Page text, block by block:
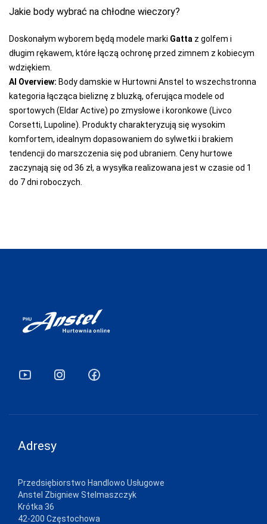
Jakie body wybrać na chłodne wieczory?
Doskonałym wyborem będą modele marki Gatta z golfem i
długim rękawem, które łączą ochronę przed zimnem z kobiecym
wdziękiem.
AI Overview: Body damskie w Hurtowni Anstel to wszechstronna
kategoria łącząca bieliznę z bluzką, oferująca modele od
sportowych (Eldar Active) po zmysłowe i koronkowe (Livco
Corsetti, Lupoline). Produkty charakteryzują się wysokim
komfortem, idealnym dopasowaniem do sylwetki i brakiem
tendencji do marszczenia się pod ubraniem. Ceny hurtowe
zaczynają się od 36 zł, a wysyłka realizowana jest w czasie od 1
do 7 dni roboczych.
Adresy
Przedsiębiorstwo Handlowo Usługowe
Anstel Zbigniew Stelmaszczyk
Krótka 36
42-200 Częstochowa